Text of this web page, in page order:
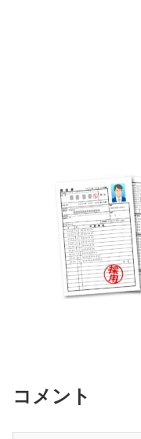
コメント